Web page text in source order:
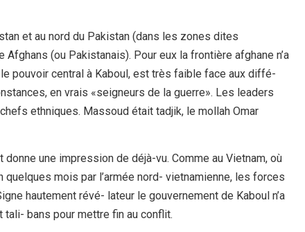
et au nord du Pakistan (dans les zones dites
(ou Pakistanais). Pour eux la frontière afghane n’a
pouvoir central à Kaboul, est très faible face aux diffé-
en vrais «seigneurs de la guerre». Les leaders
ethniques. Massoud était tadjik, le mollah Omar
une impression de déjà-vu. Comme au Vietnam, où
mois par l’armée nord- vietnamienne, les forces
hautement révé- lateur le gouvernement de Kaboul n’a
bans pour mettre fin au conflit.